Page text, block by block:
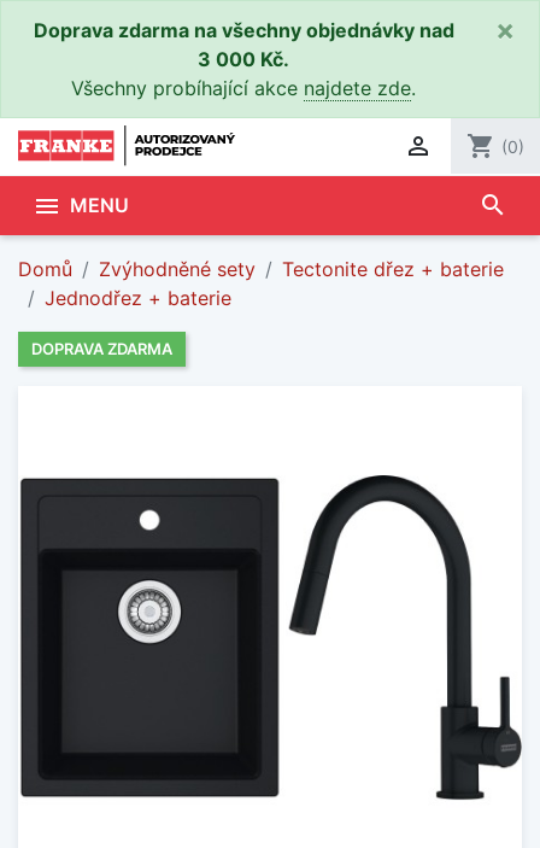
Doprava zdarma na všechny objednávky nad
3 000 Kč.
Všechny probíhající akce najdete zde.
×
 shopping_cart (0)
 MENU search
Domů Zvýhodněné sety
Tectonite dřez + baterie
Jednodřez + baterie
DOPRAVA ZDARMA